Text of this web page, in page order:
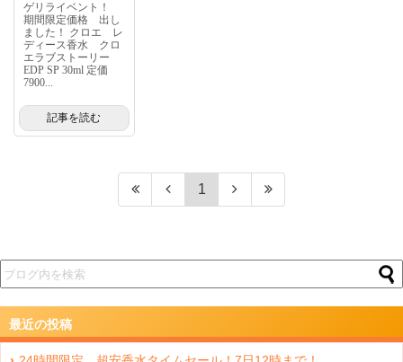
ゲリライベント！
期間限定価格 出し
ました！ クロエ レ
ディース香水 クロ
エラブストーリー
EDP SP 30ml 定価
7900...
記事を読む
1
最近の投稿